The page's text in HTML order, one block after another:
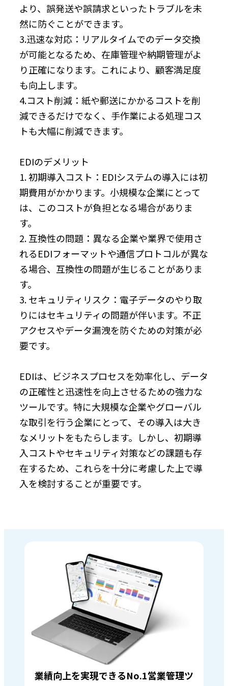
より、誤発送や誤請求といったトラブルを未
然に防ぐことができます。
3.迅速な対応：リアルタイムでのデータ交換
が可能となるため、在庫管理や納期管理がよ
り正確になります。これにより、顧客満足度
も向上します。
4.コスト削減：紙や郵送にかかるコストを削
減できるだけでなく、手作業による処理コス
トも大幅に削減できます。
EDIのデメリット
1. 初期導入コスト：EDIシステムの導入には初
期費用がかかります。小規模な企業にとって
は、このコストが負担となる場合がありま
す。
2. 互換性の問題：異なる企業や業界で使用さ
れるEDIフォーマットや通信プロトコルが異な
る場合、互換性の問題が生じることがありま
す。
3. セキュリティリスク：電子データのやり取
りにはセキュリティの問題が伴います。不正
アクセスやデータ漏洩を防ぐための対策が必
要です。
EDIは、ビジネスプロセスを効率化し、データ
の正確性と迅速性を向上させるための強力な
ツールです。特に大規模な企業やグローバル
な取引を行う企業にとって、その導入は大き
なメリットをもたらします。しかし、初期導
入コストやセキュリティ対策などの課題も存
在するため、これらを十分に考慮した上で導
入を検討することが重要です。
業績向上を実現できるNo.1営業管理ツ